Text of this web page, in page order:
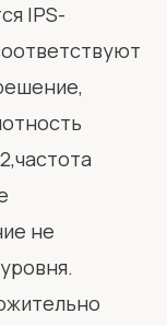
IPS-
не